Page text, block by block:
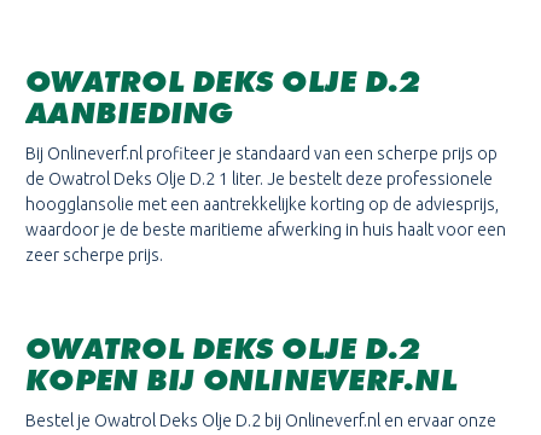
OWATROL DEKS OLJE D.2
AANBIEDING
Bij Onlineverf.nl profiteer je standaard van een scherpe prijs op
de Owatrol Deks Olje D.2 1 liter. Je bestelt deze professionele
hoogglansolie met een aantrekkelijke korting op de adviesprijs,
waardoor je de beste maritieme afwerking in huis haalt voor een
zeer scherpe prijs.
OWATROL DEKS OLJE D.2
KOPEN BIJ ONLINEVERF.NL
Bestel je Owatrol Deks Olje D.2 bij Onlineverf.nl en ervaar onze